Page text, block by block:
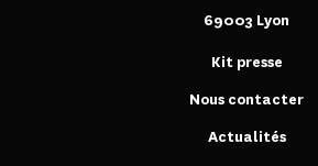
69003 Lyon
Kit presse
Nous contacter
Actualités